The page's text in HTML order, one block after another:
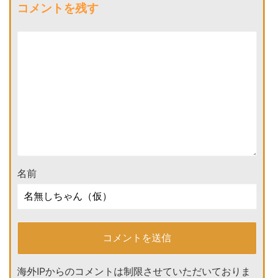
コメントを残す
名前
海外IPからのコメントは制限させていただいておりま